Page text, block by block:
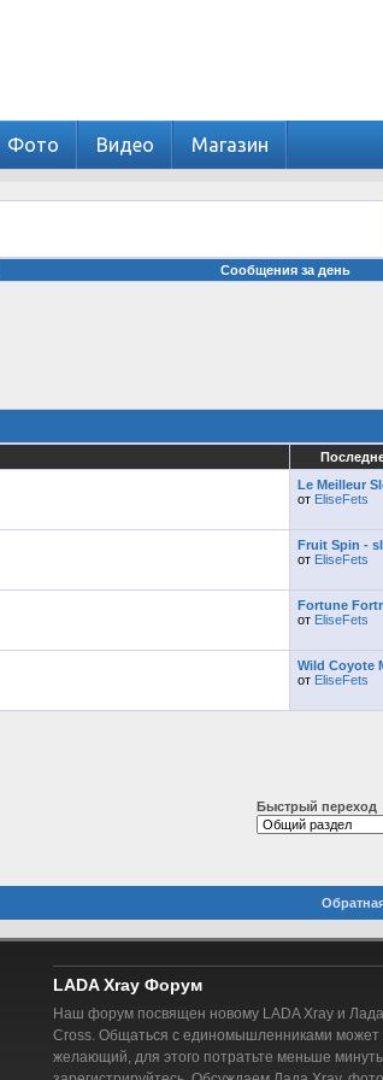
Фото Видео Магазин
Сообщения за день
Le Meilleur
от EliseFets
Fruit Spin -
от EliseFets
Fortune
от EliseFets
Wild Coyote
от EliseFets
Быстрый переход
LADA Xray Форум
Наш форум посвящен новому LADA Xray и
Cross. Общаться с единомышленниками может
желающий, для этого потратьте меньше